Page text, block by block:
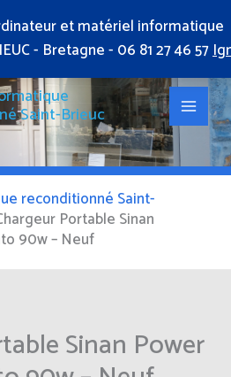
et matériel informatique
- Bretagne - 06 81 27 46 57
Saint-Brieuc
reconditionné Saint-
Portable Sinan
90w – Neuf
Sinan Power